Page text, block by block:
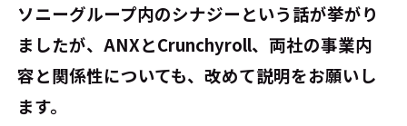
――ソニーグループ内のシナジーという話が挙がり
ましたが、ANXとCrunchyroll、両社の事業内
容と関係性についても、改めて説明をお願いし
ます。